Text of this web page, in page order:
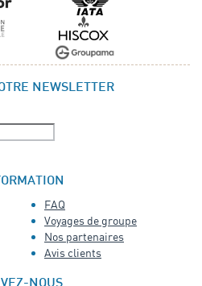
NEWSLETTER
FAQ
Voyages de groupe
Nos partenaires
Avis clients
NOUS